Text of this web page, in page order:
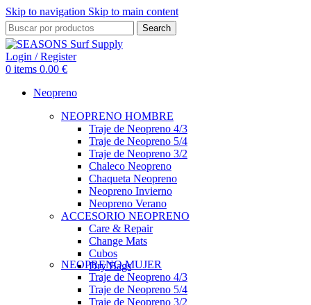
Skip to navigation Skip to main content
Search
Login / Register
0 items 0.00 €
Neopreno
NEOPRENO HOMBRE
Traje de Neopreno 4/3
Traje de Neopreno 5/4
Traje de Neopreno 3/2
Chaleco Neopreno
Chaqueta Neopreno
Neopreno Invierno
Neopreno Verano
ACCESORIO NEOPRENO
Care & Repair
Change Mats
Cubos
Dry Bags
NEOPRENO MUJER
Traje de Neopreno 4/3
Traje de Neopreno 5/4
Traje de Neopreno 3/2